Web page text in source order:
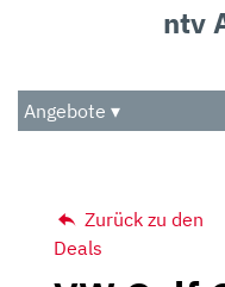
Audio
Das Beste
ntv
Angebote ▾
Zurück zu den
Deals